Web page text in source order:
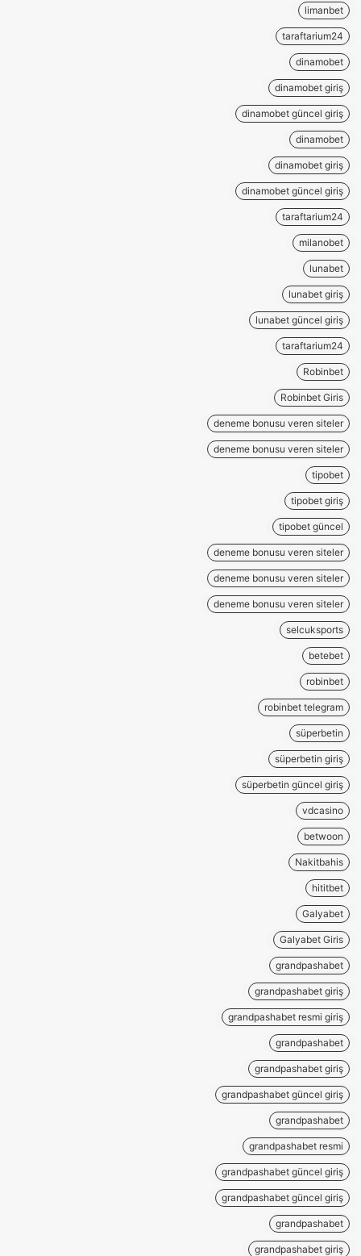
limanbet
taraftarium24
dinamobet
dinamobet giriş
dinamobet güncel giriş
dinamobet
dinamobet giriş
dinamobet güncel giriş
taraftarium24
milanobet
lunabet
lunabet giriş
lunabet güncel giriş
taraftarium24
Robinbet
Robinbet Giris
deneme bonusu veren siteler
deneme bonusu veren siteler
tipobet
tipobet giriş
tipobet güncel
deneme bonusu veren siteler
deneme bonusu veren siteler
deneme bonusu veren siteler
selcuksports
betebet
robinbet
robinbet telegram
süperbetin
süperbetin giriş
süperbetin güncel giriş
vdcasino
betwoon
Nakitbahis
hititbet
Galyabet
Galyabet Giris
grandpashabet
grandpashabet giriş
grandpashabet resmi giriş
grandpashabet
grandpashabet giriş
grandpashabet güncel giriş
grandpashabet
grandpashabet resmi
grandpashabet güncel giriş
grandpashabet güncel giriş
grandpashabet
grandpashabet giriş